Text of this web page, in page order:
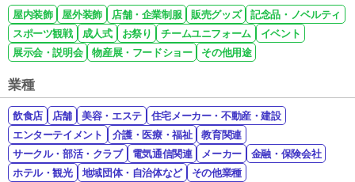
屋内装飾 屋外装飾 店舗・企業制服 販売グッズ
記念品・ノベルティ
スポーツ観戦
成人式 お祭り チームユニフォーム
イベント
展示会・説明会
物産展・フードショー その他用途
業種
飲食店 店舗 美容・エステ
住宅メーカー・不動産・建設
エンターテイメント
介護・医療・福祉
教育関連
サークル・部活・クラブ
電気通信関連 メーカー
金融・保険会社
ホテル・観光
地域団体・自治体など その他業種